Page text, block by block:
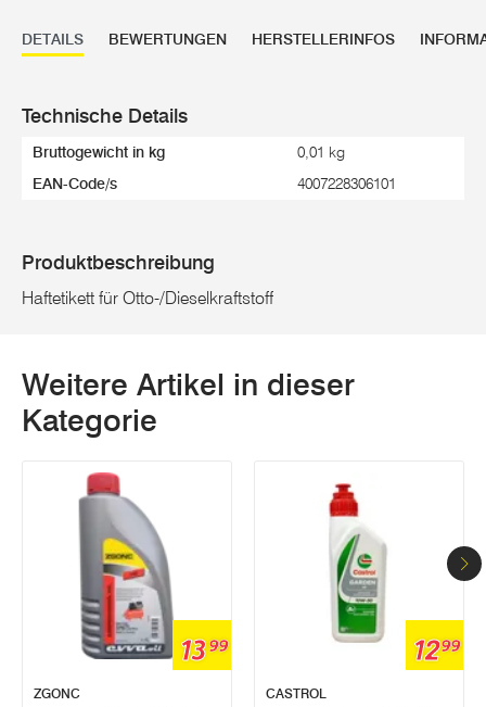
DETAILS BEWERTUNGEN HERSTELLERINFOS
Technische Details
Bruttogewicht in kg 0,01 kg
EAN-Code/s 4007228306101
Produktbeschreibung
Haftetikett für Otto-/Dieselkraftstoff
Weitere Artikel in dieser
Kategorie
1399
ZGONC
1299
CASTROL